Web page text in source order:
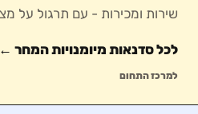
שירות ומכירות - עם תרגול על
לכל סדנאות מיומנויות המחר ←
למרכז התחום